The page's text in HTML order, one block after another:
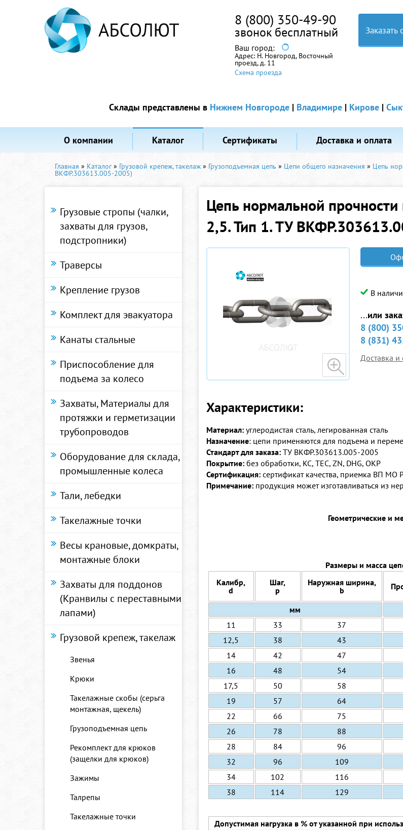
8 (800) 350-49-90
звонок бесплатный
Ваш город:
Адрес: Н. Новгород, Восточный
проезд, д. 11
Схема проезда
Заказать
Склады представлены в Нижнем Новгороде| Владимире| Кирове|
О компании Каталог Сертификаты Доставка и оплата
Главная » Каталог» Грузовой крепеж, такелаж » Грузоподъемная цепь » Цепи общего назначения » Цепь
ВКФР.303613.005-2005)
Грузовые стропы (чалки,
захваты для грузов,
подстропники)
Траверсы
Крепление грузов
Комплект для эвакуатора
Канаты стальные
Приспособление для
подъема за колесо
Захваты, Материалы для
протяжки и герметизации
трубопроводов
Оборудование для склада,
промышленные колеса
Тали, лебедки
Такелажные точки
Весы крановые, домкраты,
монтажные блоки
Захваты для поддонов
(Кранвилы с переставными
лапами)
Грузовой крепеж, такелаж
Звенья
Крюки
Такелажные скобы (серьга
монтажная, щекель)
Грузоподъемная цепь
Рекомплект для крюков
(защелки для крюков)
Зажимы
Талрепы
Такелажные точки
Цепь нормальной прочности
2,5. Тип 1. ТУ
В
...или
8 (800)
8 (831)
Доставка и
Характеристики:
Материал:углеродистая сталь, легированная сталь
Назначение: цепи применяются для подъема и
Стандарт для заказа:ТУ ВКФР.303613.005-2005
Покрытие:без обработки, KC, ТЕС, ZN, DHG, OKP
Сертификация:сертификат качества, приемка ВП МО
Примечание: продукция может изготавливаться из
Геометрические и
Размеры и масса
Калибр,
d
Шаг,
p
Наружная ширина,
b
мм
11
33 37
12,5
38 43
14
42 47
16
48 54
17,5
50 58
19
57 64
22
66 75
26
78 88
28
84 96
32
96 109
34
102 116
38
114 129
Допустимая нагрузка в % от указанной при